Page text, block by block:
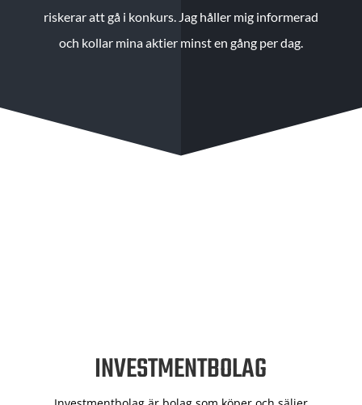
riskerar att gå i konkurs. Jag håller mig informerad
och kollar mina aktier minst en gång per dag.
INVESTMENTBOLAG